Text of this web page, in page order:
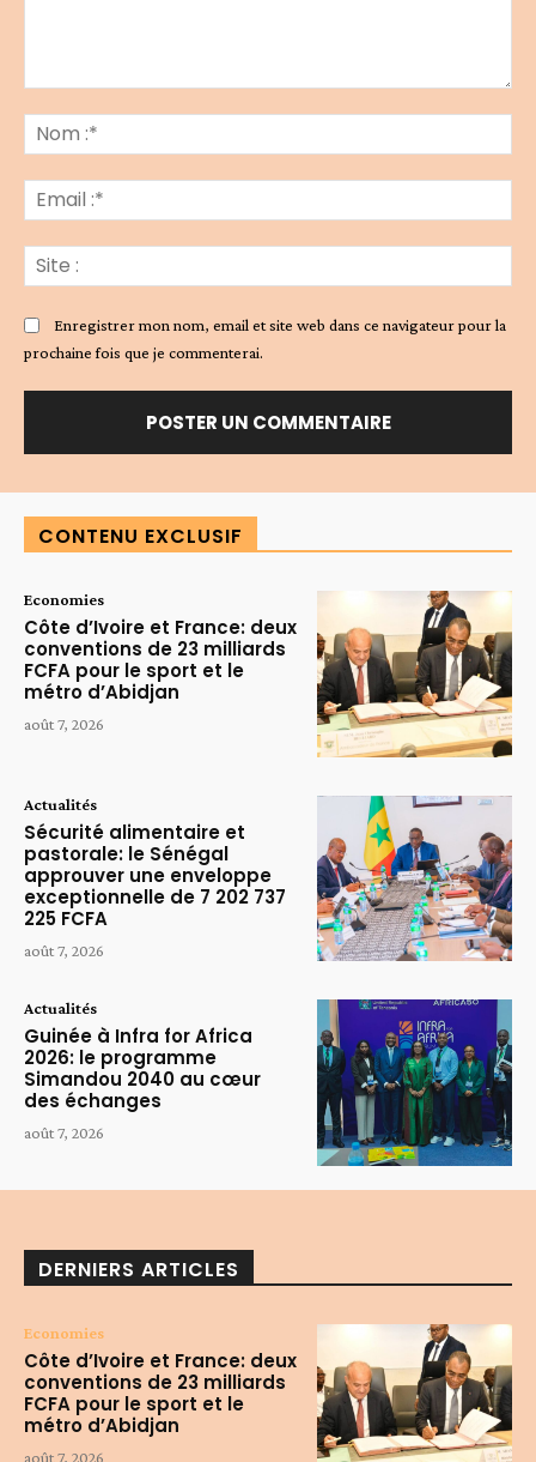
:*
:*
:
Enregistrer mon nom, email et site web dans ce navigateur pour la
prochaine fois que je commenterai.
CONTENU EXCLUSIF
Economies
Côte d’Ivoire et France: deux
conventions de 23 milliards
FCFA pour le sport et le
métro d’Abidjan
août 7, 2026
Actualités
Sécurité alimentaire et
pastorale: le Sénégal
approuver une enveloppe
exceptionnelle de 7 202 737
225 FCFA
août 7, 2026
Actualités
Guinée à Infra for Africa
2026: le programme
Simandou 2040 au cœur
des échanges
août 7, 2026
DERNIERS ARTICLES
Economies
Côte d’Ivoire et France: deux
conventions de 23 milliards
FCFA pour le sport et le
métro d’Abidjan
août 7, 2026